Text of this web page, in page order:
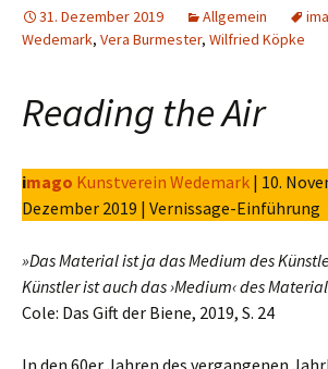
31. Dezember 2019 Allgemein
Wedemark, Vera Burmester, Wilfried Köpke
Reading the Air
imago Kunstverein Wedemark | 10.
Dezember 2019 | Vernissage-Einführung
»Das Material ist ja das Medium des
Künstler ist auch das ›Medium‹ des
Cole: Das Gift der Biene, 2019, S. 24
In den 60er Jahren des vergangenen